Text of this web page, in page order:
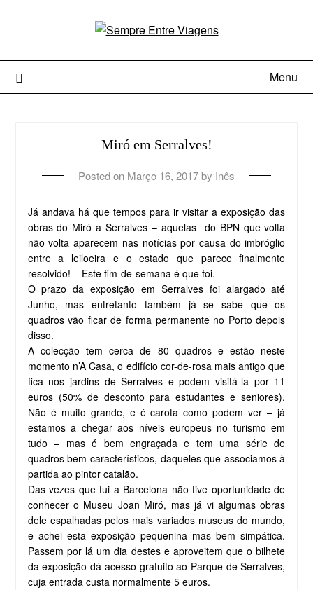
Menu
Miró em Serralves!
Posted on Março 16, 2017 by Inês
Já andava há que tempos para ir visitar a exposição das
obras do Miró a Serralves – aquelas do BPN que volta
não volta aparecem nas notícias por causa do imbróglio
entre a leiloeira e o estado que parece finalmente
resolvido! – Este fim-de-semana é que foi.
O prazo da exposição em Serralves foi alargado até
Junho, mas entretanto também já se sabe que os
quadros vão ficar de forma permanente no Porto depois
disso.
A colecção tem cerca de 80 quadros e estão neste
momento n’A Casa, o edifício cor-de-rosa mais antigo que
fica nos jardins de Serralves e podem visitá-la por 11
euros (50% de desconto para estudantes e seniores).
Não é muito grande, e é carota como podem ver – já
estamos a chegar aos níveis europeus no turismo em
tudo – mas é bem engraçada e tem uma série de
quadros bem característicos, daqueles que associamos à
partida ao pintor catalão.
Das vezes que fui a Barcelona não tive oportunidade de
conhecer o Museu Joan Miró, mas já vi algumas obras
dele espalhadas pelos mais variados museus do mundo,
e achei esta exposição pequenina mas bem simpática.
Passem por lá um dia destes e aproveitem que o bilhete
da exposição dá acesso gratuito ao Parque de Serralves,
cuja entrada custa normalmente 5 euros.